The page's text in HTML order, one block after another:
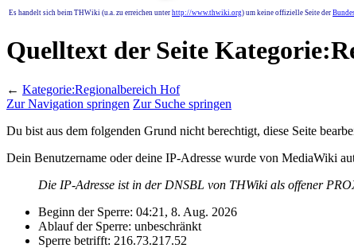
Es handelt sich beim THWiki (u.a. zu erreichen unter http://www.thwiki.org) um keine offizielle Seite der
Quelltext der Seite
← Kategorie:Regionalbereich Hof
Zur Navigation springen Zur Suche springen
Du bist aus dem folgenden Grund nicht berechtigt, diese Seite
Dein Benutzername oder deine IP-Adresse wurde von MediaWiki
Die IP-Adresse ist in der DNSBL von THWiki als offener
Beginn der Sperre: 04:21, 8. Aug. 2026
Ablauf der Sperre: unbeschränkt
Sperre betrifft: 216.73.217.52